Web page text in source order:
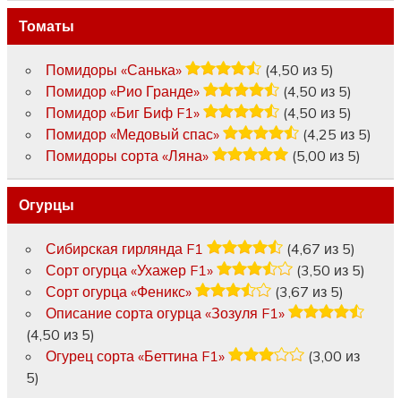
Томаты
Помидоры «Санька»
(4,50 из 5)
Помидор «Рио Гранде»
(4,50 из 5)
Помидор «Биг Биф F1»
(4,50 из 5)
Помидор «Медовый спас»
(4,25 из 5)
Помидоры сорта «Ляна»
(5,00 из 5)
Огурцы
Сибирская гирлянда F1
(4,67 из 5)
Сорт огурца «Ухажер F1»
(3,50 из 5)
Сорт огурца «Феникс»
(3,67 из 5)
Описание сорта огурца «Зозуля F1»
(4,50 из 5)
Огурец сорта «Беттина F1»
(3,00 из
5)